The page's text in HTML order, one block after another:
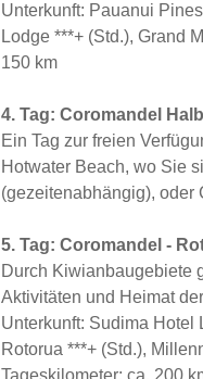
Unterkunft: Pauanui
Lodge ***+ (Std.), Grand
150 km
4. Tag: Coromandel
Ein Tag zur freien
Hotwater Beach, wo Sie
(gezeitenabhängig), oder
5. Tag: Coromandel -
Durch Kiwianbaugebiete
Aktivitäten und Heimat
Unterkunft: Sudima Hotel
Rotorua ***+ (Std.),